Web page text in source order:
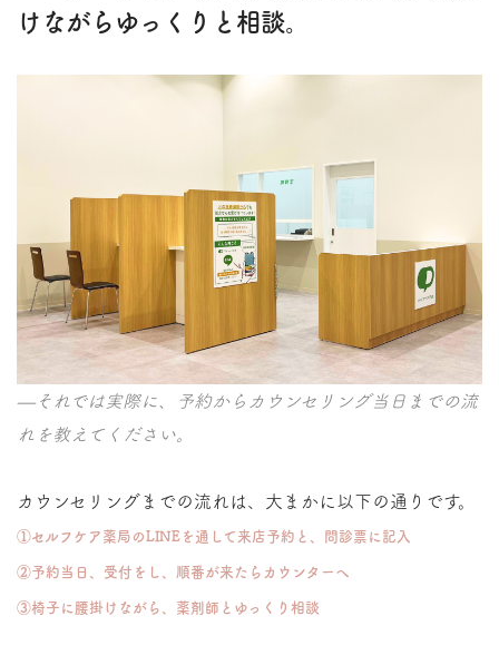
けながらゆっくりと相談。
—それでは実際に、予約からカウンセリング当日までの流
れを教えてください。
カウンセリングまでの流れは、大まかに以下の通りです。
①セルフケア薬局のLINEを通して来店予約と、問診票に記入
②予約当日、受付をし、順番が来たらカウンターへ
③椅子に腰掛けながら、薬剤師とゆっくり相談